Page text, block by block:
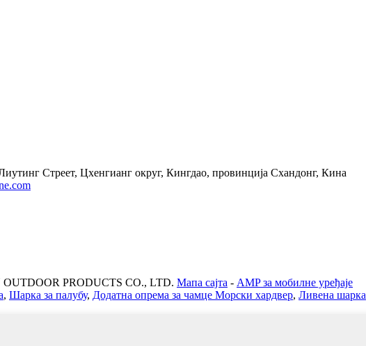
Стреет, Цхенгианг округ, Кингдао, провинција Схандонг, Кина
PRODUCTS CO., LTD. Мапа сајта - AMP за мобилне уређаје
, Шарка за палубу, Додатна опрема за чамце Морски хардвер, Ливена шарка